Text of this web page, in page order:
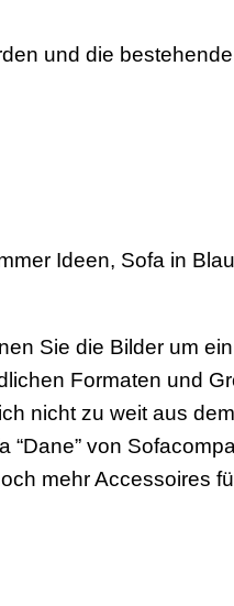
und die bestehende
Ideen, Sofa in
Sie die Bilder um ein
Formaten und
nicht zu weit aus dem
von
mehr Accessoires